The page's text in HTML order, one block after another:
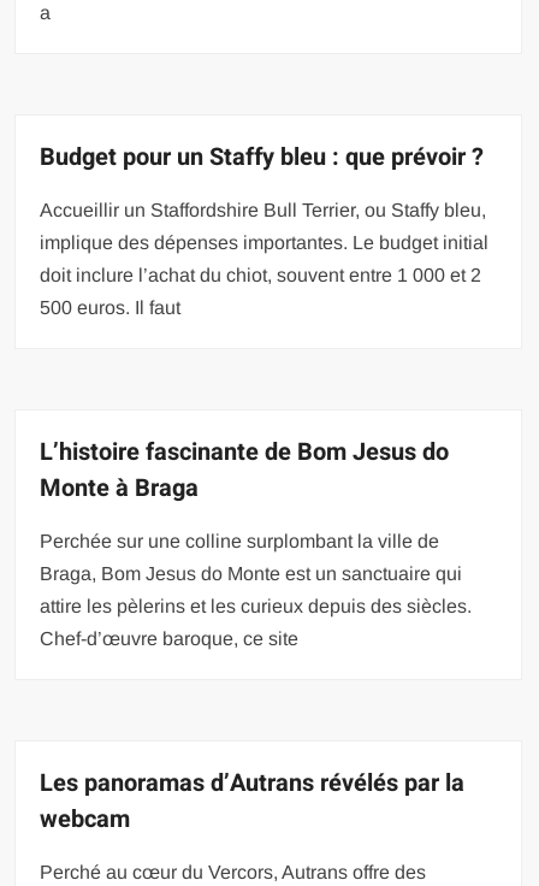
a
Budget pour un Staffy bleu : que prévoir ?
Accueillir un Staffordshire Bull Terrier, ou Staffy bleu,
implique des dépenses importantes. Le budget initial
doit inclure l’achat du chiot, souvent entre 1 000 et 2
500 euros. Il faut
L’histoire fascinante de Bom Jesus do
Monte à Braga
Perchée sur une colline surplombant la ville de
Braga, Bom Jesus do Monte est un sanctuaire qui
attire les pèlerins et les curieux depuis des siècles.
Chef-d’œuvre baroque, ce site
Les panoramas d’Autrans révélés par la
webcam
Perché au cœur du Vercors, Autrans offre des